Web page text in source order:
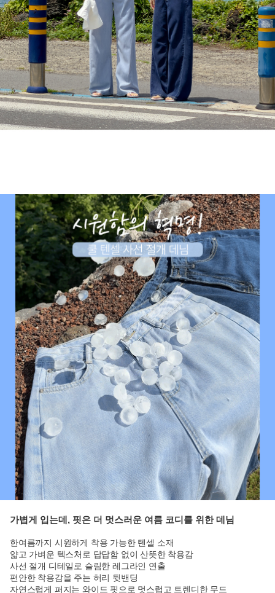
가볍게 입는데, 핏은 더 멋스러운 여름 코디를 위한 데님
한여름까지 시원하게 착용 가능한 텐셀 소재
얇고 가벼운 텍스처로 답답함 없이 산뜻한 착용감
사선 절개 디테일로 슬림한 레그라인 연출
편안한 착용감을 주는 허리 뒷밴딩
자연스럽게 퍼지는 와이드 핏으로 멋스럽고 트렌디한 무드